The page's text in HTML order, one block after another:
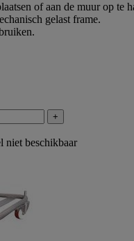
of aan de muur op te
gelast frame.
+
niet beschikbaar